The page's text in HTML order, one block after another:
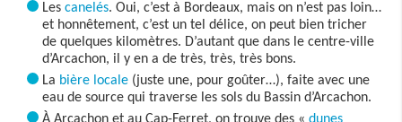
Les canelés. Oui, c’est à Bordeaux, mais on n’est pas loin…
et honnêtement, c’est un tel délice, on peut bien tricher
de quelques kilomètres. D’autant que dans le centre-ville
d’Arcachon, il y en a de très, très, très bons.
La bière locale (juste une, pour goûter…), faite avec une
eau de source qui traverse les sols du Bassin d’Arcachon.